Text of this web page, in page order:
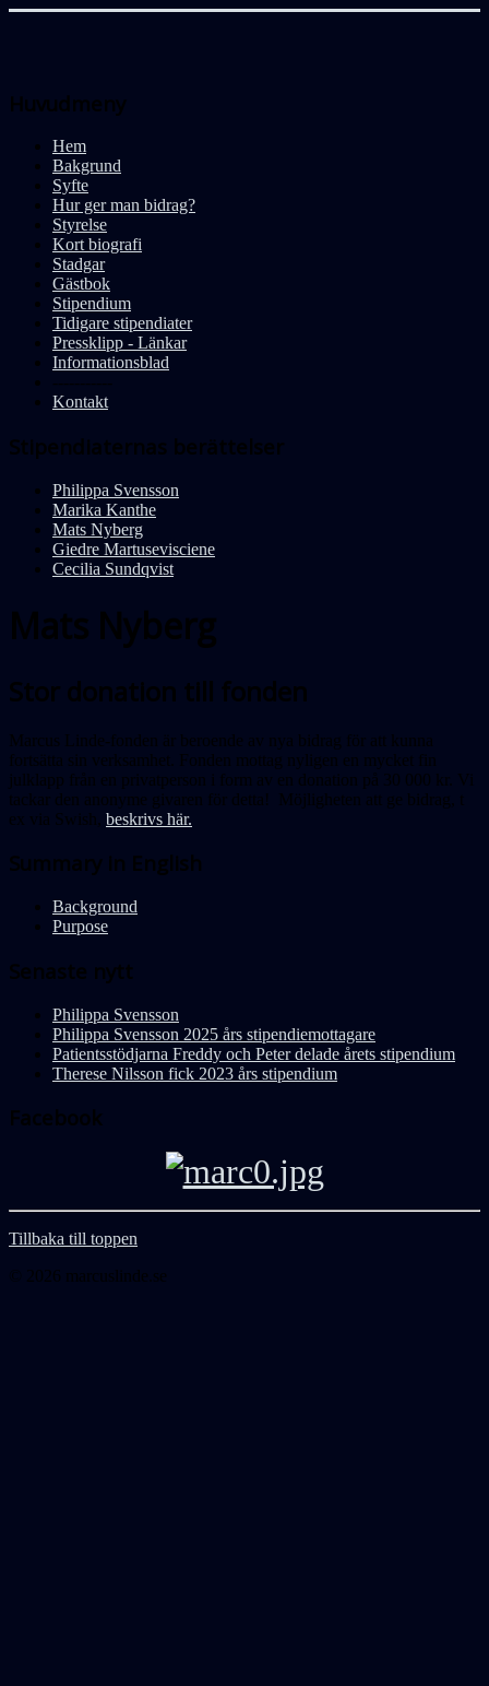
Huvudmeny
Hem
Bakgrund
Syfte
Hur ger man bidrag?
Styrelse
Kort biografi
Stadgar
Gästbok
Stipendium
Tidigare stipendiater
Pressklipp - Länkar
Informationsblad
-----------
Kontakt
Stipendiaternas berättelser
Philippa Svensson
Marika Kanthe
Mats Nyberg
Giedre Martusevisciene
Cecilia Sundqvist
Mats Nyberg
Stor donation till fonden
Marcus Linde-fonden är beroende av nya bidrag för att kunna
fortsätta sin verksamhet. Fonden mottag nyligen en mycket fin
julklapp från en privatperson i form av en donation på 30 000 kr. Vi
tackar den anonyme givaren för detta! Möjligheten att ge bidrag, t
ex via Swish, beskrivs här.
Summary in English
Background
Purpose
Senaste nytt
Philippa Svensson
Philippa Svensson 2025 års stipendiemottagare
Patientsstödjarna Freddy och Peter delade årets stipendium
Therese Nilsson fick 2023 års stipendium
Facebook
Tillbaka till toppen
© 2026 marcuslinde.se